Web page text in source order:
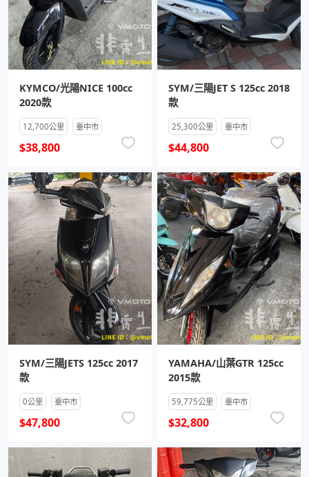
KYMCO/光陽NICE 100cc
2020款
12,700公里 臺中市
$38,800
SYM/三陽JET S 125cc 2018
款
25,300公里 臺中市
$44,800
SYM/三陽JETS 125cc 2017
款
0公里 臺中市
$47,800
YAMAHA/山葉GTR 125cc
2015款
59,775公里 臺中市
$32,800